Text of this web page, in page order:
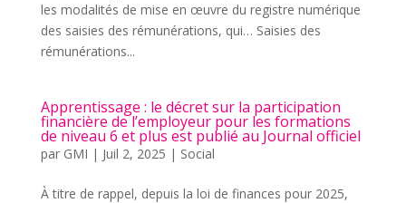
les modalités de mise en œuvre du registre numérique
des saisies des rémunérations, qui… Saisies des
rémunérations...
Apprentissage : le décret sur la participation
financière de l’employeur pour les formations
de niveau 6 et plus est publié au Journal officiel
par GMI | Juil 2, 2025 | Social
À titre de rappel, depuis la loi de finances pour 2025,